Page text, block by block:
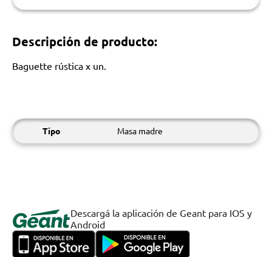
Descripción de producto:
Baguette rústica x un.
Tipo Masa madre
Descargá la aplicación de Geant para IOS y
Android